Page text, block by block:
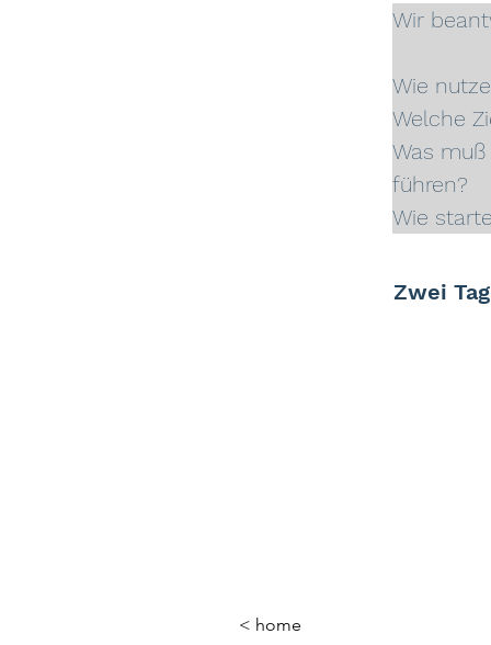
Wir
Wie
Welche
Was
führen?
Wie
Zwei
< home